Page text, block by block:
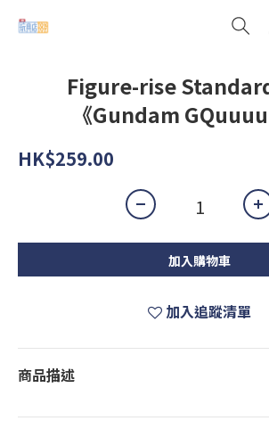
Figure-rise
《Gundam
HK$259.00
加入購物車
加入追蹤清單
商品描述